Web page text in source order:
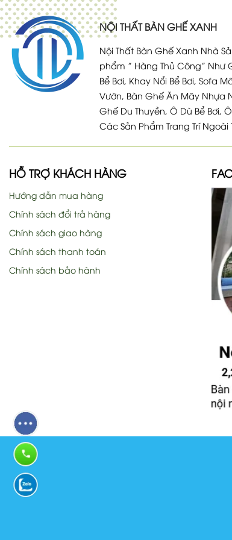
NỘI THẤT BÀN GHẾ XANH
Nội Thất Bàn Ghế Xanh Nhà
phẩm ” Hàng Thủ Công” Như
Bể Bơi, Khay Nổi Bể Bơi, Sofa
Vườn, Bàn Ghế Ăn Mây Nhựa
Ghế Du Thuyền, Ô Dù Bể Bơi,
Các Sản Phẩm Trang Trí Ngoài
HỖ TRỢ KHÁCH HÀNG
Hướng dẫn mua hàng
Chính sách đổi trả hàng
Chính sách giao hàng
Chính sách thanh toán
Chính sách bảo hành